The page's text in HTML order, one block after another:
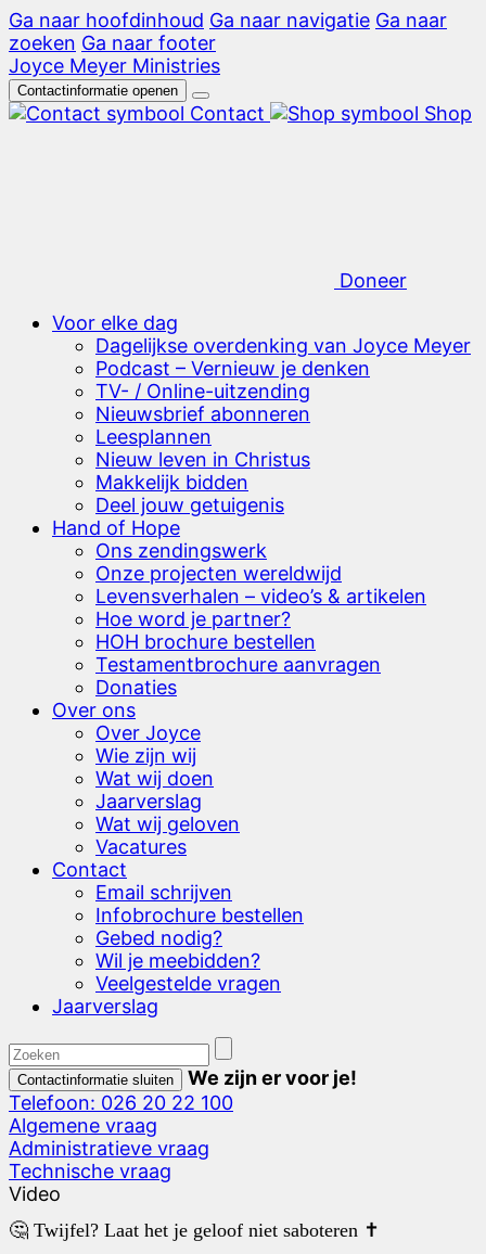
Ga naar hoofdinhoud Ga naar navigatie Ga naar
zoeken Ga naar footer
Joyce Meyer Ministries
Contactinformatie openen
Contact Shop
Doneer
Voor elke dag
Dagelijkse overdenking van Joyce Meyer
Podcast – Vernieuw je denken
TV- / Online-uitzending
Nieuwsbrief abonneren
Leesplannen
Nieuw leven in Christus
Makkelijk bidden
Deel jouw getuigenis
Hand of Hope
Ons zendingswerk
Onze projecten wereldwijd
Levensverhalen – video’s & artikelen
Hoe word je partner?
HOH brochure bestellen
Testamentbrochure aanvragen
Donaties
Over ons
Over Joyce
Wie zijn wij
Wat wij doen
Jaarverslag
Wat wij geloven
Vacatures
Contact
Email schrijven
Infobrochure bestellen
Gebed nodig?
Wil je meebidden?
Veelgestelde vragen
Jaarverslag
Contactinformatie sluiten
We zijn er voor je!
Telefoon: 026 20 22 100
Algemene vraag
Administratieve vraag
Technische vraag
Video
🤔 Twijfel? Laat het je geloof niet saboteren ✝️